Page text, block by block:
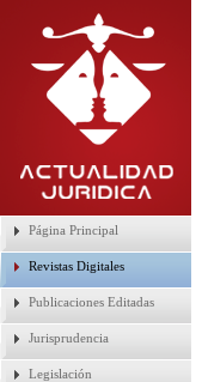
Página Principal
Revistas Digitales
Publicaciones Editadas
Jurisprudencia
Legislación